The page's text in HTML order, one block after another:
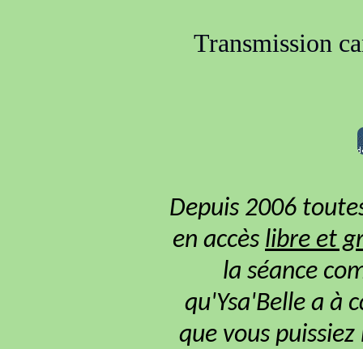
Transmission
Depuis 2006
en accès libre et
la séance
qu'Ysa'Belle a à
que vous